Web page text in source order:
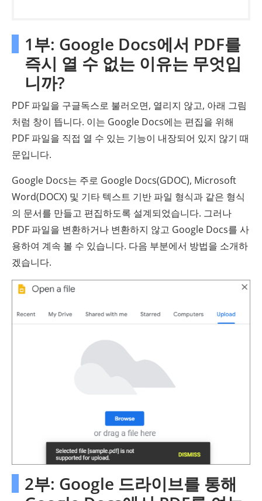
1부: Google Docs에서 PDF를
즉시 열 수 없는 이유는 무엇입
니까?
PDF 파일을 구글독스로 불러오면, 열리지 않고, 아래 그림
처럼 창이 뜹니다. 이는 Google Docs에는 편집을 위해
PDF 파일을 직접 열 수 있는 기능이 내장되어 있지 않기 때
문입니다.
Google Docs는 주로 Google Docs(GDOC), Microsoft
Word(DOCX) 및 기타 텍스트 기반 파일 형식과 같은 형식
의 문서를 만들고 편집하도록 설계되었습니다. 그러나
PDF 파일을 변환하거나 변환하지 않고 Google Docs를 사
용하여 계속 볼 수 있습니다. 다음 부분에서 방법을 소개하
겠습니다.
2부: Google 드라이브를 통해